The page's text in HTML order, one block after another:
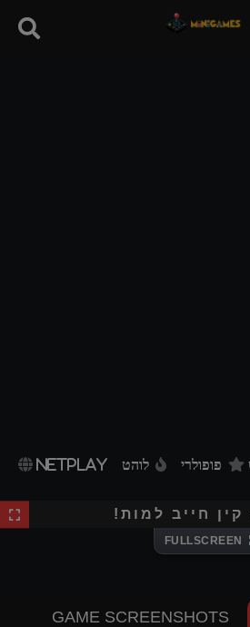
פופולרי לוהט NETPLAY
⌨ Extracting
GAME SCREENSHOTS